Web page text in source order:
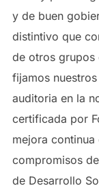
y de buen
distintivo que
de otros grupos
fijamos
auditoria en la
certificada por
mejora
compromisos
de Desarrollo